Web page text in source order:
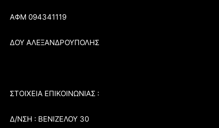
ΑΦΜ 094341119
ΔΟΥ ΑΛΕΞΑΝΔΡΟΥΠΟΛΗΣ
ΣΤΟΙΧΕΙΑ ΕΠΙΚΟΙΝΩΝΙΑΣ :
Δ/ΝΣΗ : ΒΕΝΙΖΕΛΟΥ 30